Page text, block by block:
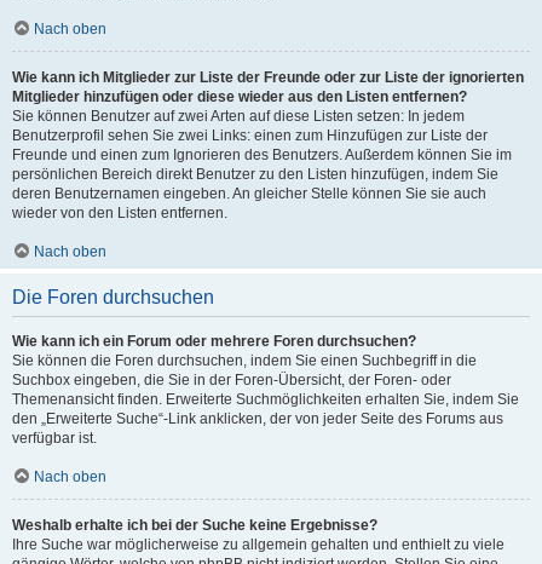
Nach oben
Wie kann ich Mitglieder zur Liste der Freunde oder zur Liste der ignorierten
Mitglieder hinzufügen oder diese wieder aus den Listen entfernen?
Sie können Benutzer auf zwei Arten auf diese Listen setzen: In jedem
Benutzerprofil sehen Sie zwei Links: einen zum Hinzufügen zur Liste der
Freunde und einen zum Ignorieren des Benutzers. Außerdem können Sie im
persönlichen Bereich direkt Benutzer zu den Listen hinzufügen, indem Sie
deren Benutzernamen eingeben. An gleicher Stelle können Sie sie auch
wieder von den Listen entfernen.
Nach oben
Die Foren durchsuchen
Wie kann ich ein Forum oder mehrere Foren durchsuchen?
Sie können die Foren durchsuchen, indem Sie einen Suchbegriff in die
Suchbox eingeben, die Sie in der Foren-Übersicht, der Foren- oder
Themenansicht finden. Erweiterte Suchmöglichkeiten erhalten Sie, indem Sie
den „Erweiterte Suche“-Link anklicken, der von jeder Seite des Forums aus
verfügbar ist.
Nach oben
Weshalb erhalte ich bei der Suche keine Ergebnisse?
Ihre Suche war möglicherweise zu allgemein gehalten und enthielt zu viele